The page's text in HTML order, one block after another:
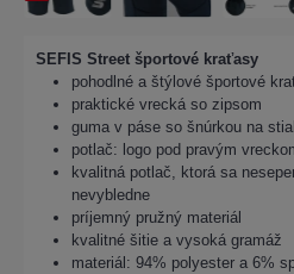
SEFIS Street športové kraťasy
pohodlné a štýlové športové
praktické vrecká so zipsom
guma v páse so šnúrkou na
potlač: logo pod pravým
kvalitná potlač, ktorá sa
nevybledne
príjemný pružný materiál
kvalitné šitie a vysoká gramáž
materiál: 94% polyester a 6%